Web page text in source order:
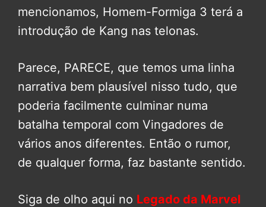
mencionamos, Homem-Formiga 3 terá a
introdução de Kang nas telonas.
Parece, PARECE, que temos uma linha
narrativa bem plausível nisso tudo, que
poderia facilmente culminar numa
batalha temporal com Vingadores de
vários anos diferentes. Então o rumor,
de qualquer forma, faz bastante sentido.
Siga de olho aqui no Legado da Marvel